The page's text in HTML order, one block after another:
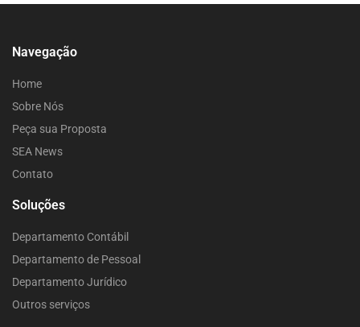
Navegação
Home
Sobre Nós
Peça sua Proposta
SEA News
Contato
Soluções
Departamento Contábil
Departamento de Pessoal
Departamento Jurídico
Outros serviços